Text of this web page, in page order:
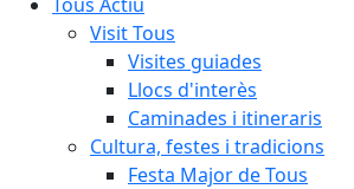
Visit Tous
Visites guiades
Llocs d'interès
Caminades i itineraris
Cultura, festes i tradicions
Festa Major de Tous